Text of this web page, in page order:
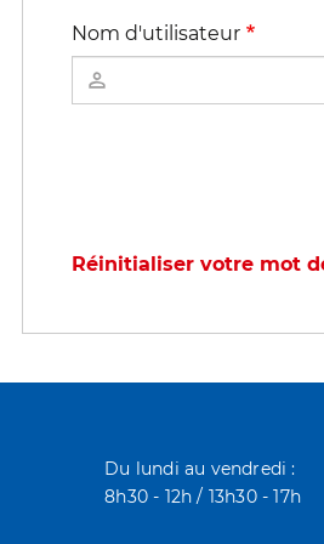
Nom d'utilisateur
Réinitialiser votre mot
Du lundi au vendredi :
8h30 - 12h / 13h30 - 17h